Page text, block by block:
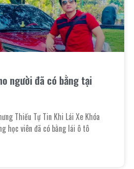
người đã có bằng tại
Thiếu Tự Tin Khi Lái Xe Khóa
học viên đã có bằng lái ô tô